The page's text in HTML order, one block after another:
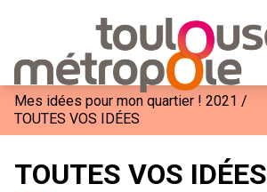
Mes idées pour mon quartier ! 2021 /
TOUTES VOS IDÉES
TOUTES VOS IDÉES